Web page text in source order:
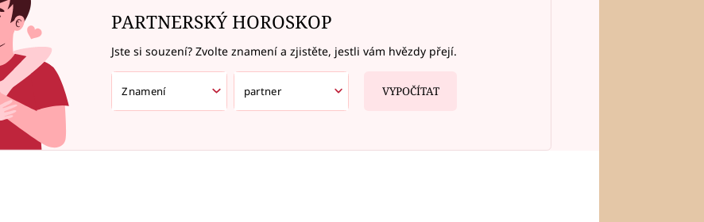
PARTNERSKÝ HOROSKOP
Jste si souzení? Zvolte znamení a zjistěte, jestli vám hvězdy přejí.
VYPOČÍTAT